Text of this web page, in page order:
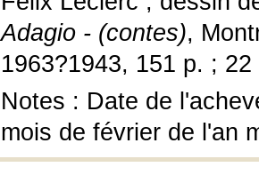
Adagio - (contes),
1963?1943, 151 p. ; 22
Notes : Date de
mois de février de l'an